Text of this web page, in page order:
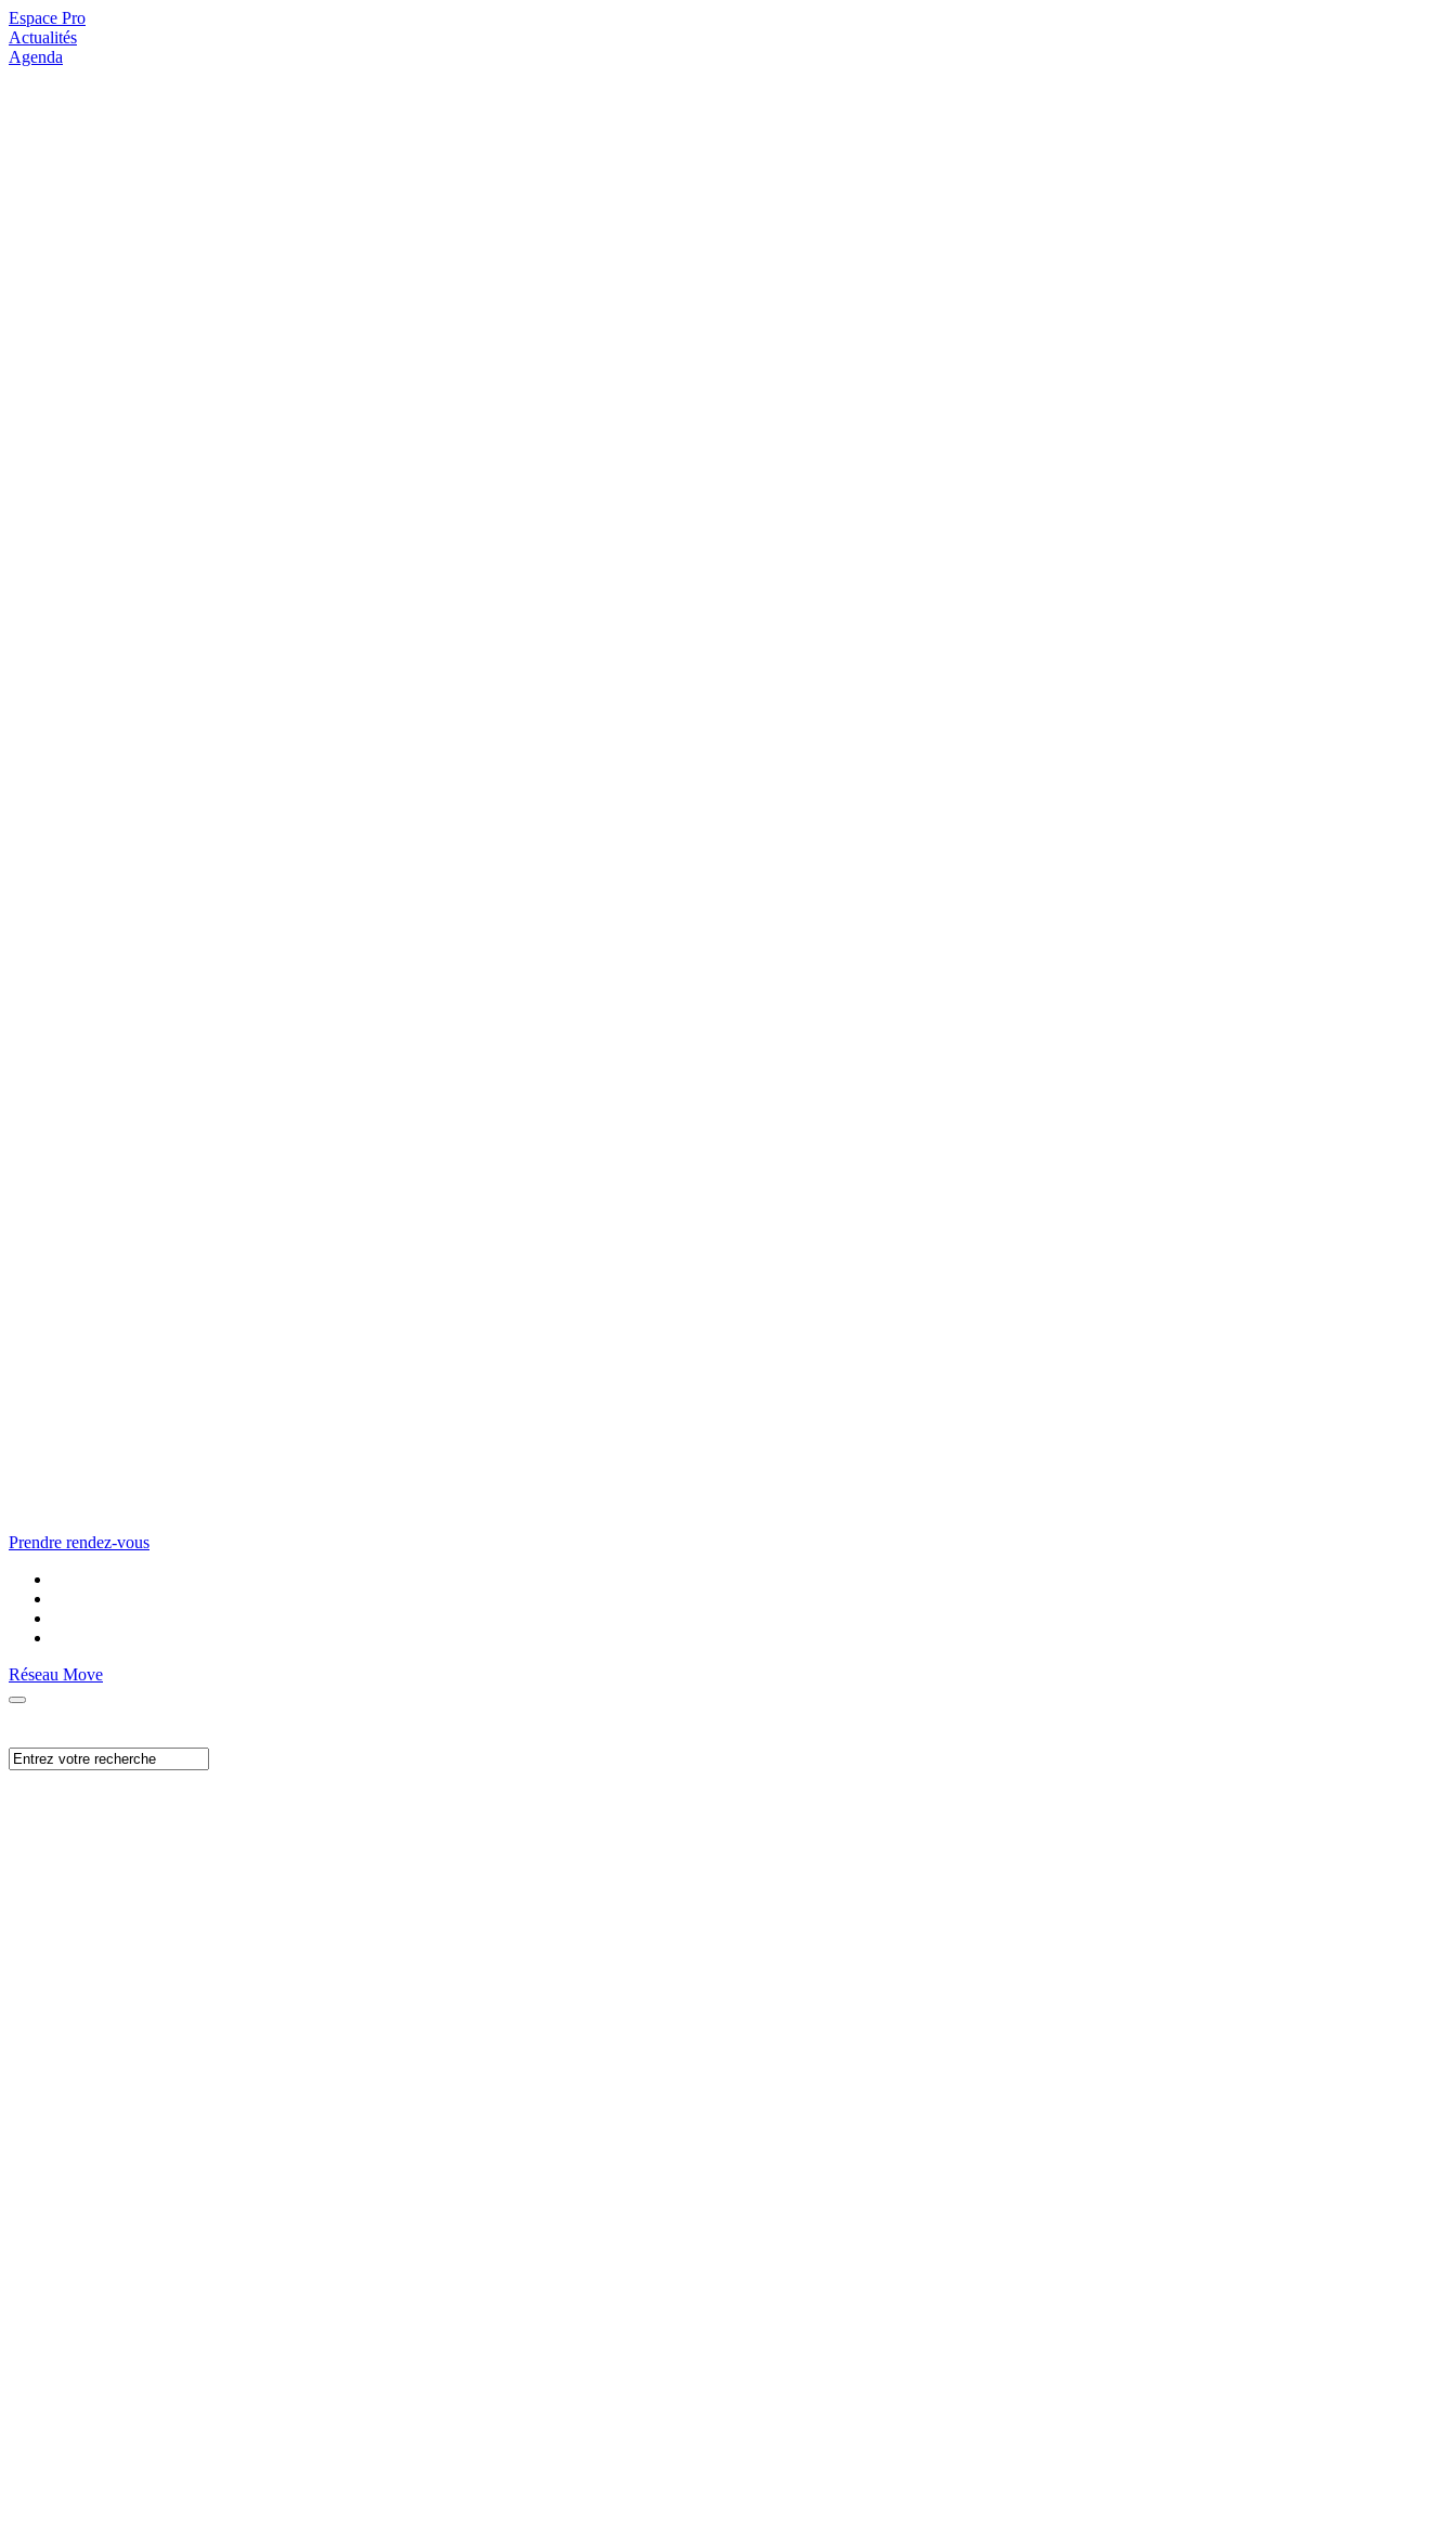
Espace Pro
Actualités
Agenda
Prendre rendez-vous
Réseau Move